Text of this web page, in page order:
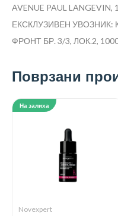
AVENUE PAUL
ЕКСКЛУЗИВЕН УВОЗНИК:
ФРОНТ БР. 3/3, ЛОК.2,
Поврзани
На залиха
Novexpert